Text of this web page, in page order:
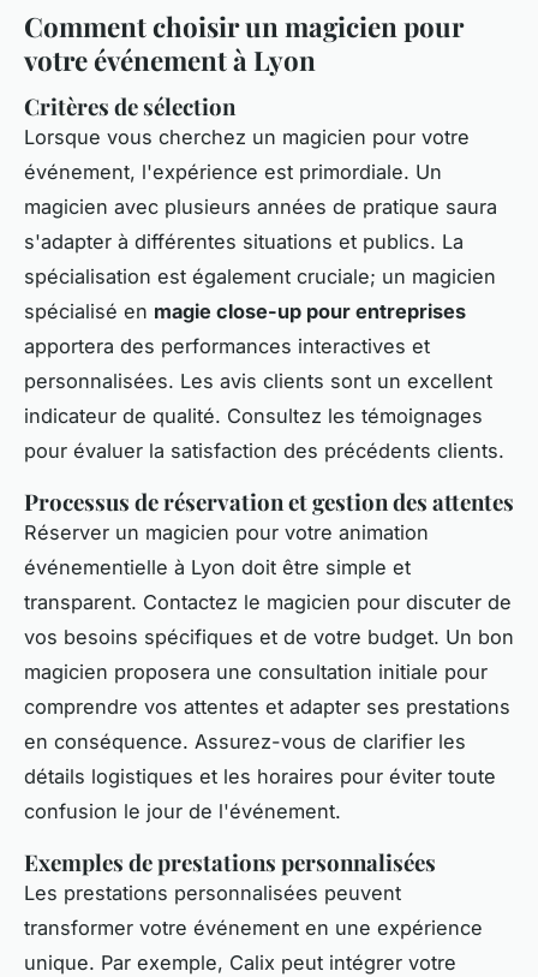
Comment choisir un magicien pour
votre événement à Lyon
Critères de sélection
Lorsque vous cherchez un magicien pour votre
événement, l'expérience est primordiale. Un
magicien avec plusieurs années de pratique saura
s'adapter à différentes situations et publics. La
spécialisation est également cruciale; un magicien
spécialisé en magie close-up pour entreprises
apportera des performances interactives et
personnalisées. Les avis clients sont un excellent
indicateur de qualité. Consultez les témoignages
pour évaluer la satisfaction des précédents clients.
Processus de réservation et gestion des attentes
Réserver un magicien pour votre animation
événementielle à Lyon doit être simple et
transparent. Contactez le magicien pour discuter de
vos besoins spécifiques et de votre budget. Un bon
magicien proposera une consultation initiale pour
comprendre vos attentes et adapter ses prestations
en conséquence. Assurez-vous de clarifier les
détails logistiques et les horaires pour éviter toute
confusion le jour de l'événement.
Exemples de prestations personnalisées
Les prestations personnalisées peuvent
transformer votre événement en une expérience
unique. Par exemple, Calix peut intégrer votre